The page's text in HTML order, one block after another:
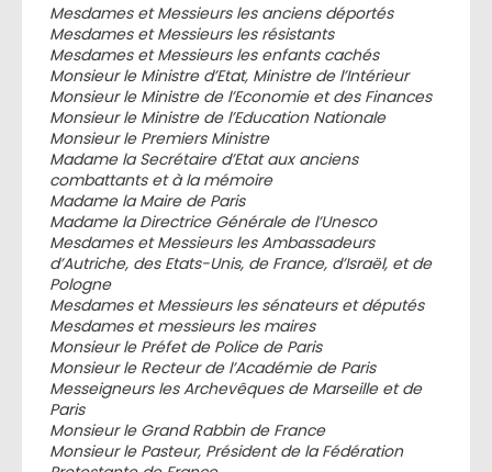
Mesdames et Messieurs les anciens déportés
Mesdames et Messieurs les résistants
Mesdames et Messieurs les enfants cachés
Monsieur le Ministre d’Etat, Ministre de l’Intérieur
Monsieur le Ministre de l’Economie et des Finances
Monsieur le Ministre de l’Education Nationale
Monsieur le Premiers Ministre
Madame la Secrétaire d’Etat aux anciens
combattants et à la mémoire
Madame la Maire de Paris
Madame la Directrice Générale de l’Unesco
Mesdames et Messieurs les Ambassadeurs
d’Autriche, des Etats-Unis, de France, d’Israël, et de
Pologne
Mesdames et Messieurs les sénateurs et députés
Mesdames et messieurs les maires
Monsieur le Préfet de Police de Paris
Monsieur le Recteur de l’Académie de Paris
Messeigneurs les Archevêques de Marseille et de
Paris
Monsieur le Grand Rabbin de France
Monsieur le Pasteur, Président de la Fédération